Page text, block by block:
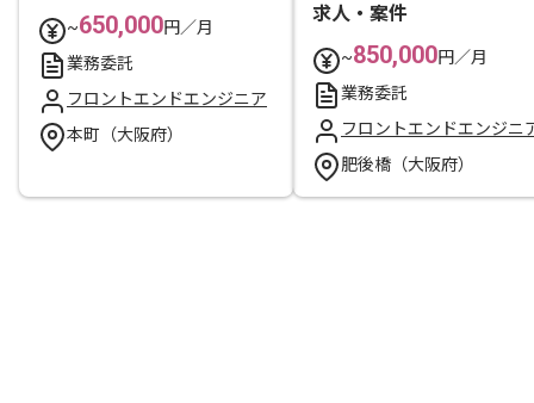
~650,000円／月
業務委託
フロントエンドエンジニア
本町（大阪府）
求人・案件
~850,000円／月
業務委託
フロントエンドエンジニ
肥後橋（大阪府）